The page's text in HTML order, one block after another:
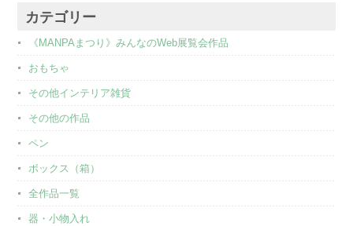
カテゴリー
《MANPAまつり》みんなのWeb展覧会作品
おもちゃ
その他インテリア雑貨
その他の作品
ペン
ボックス（箱）
全作品一覧
器・小物入れ